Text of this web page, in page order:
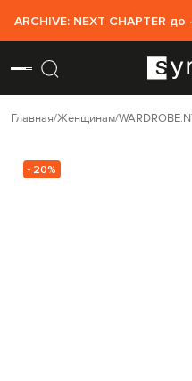
ARCHIVE: NEXT CHAPTER
Главная Женщинам
- 20%